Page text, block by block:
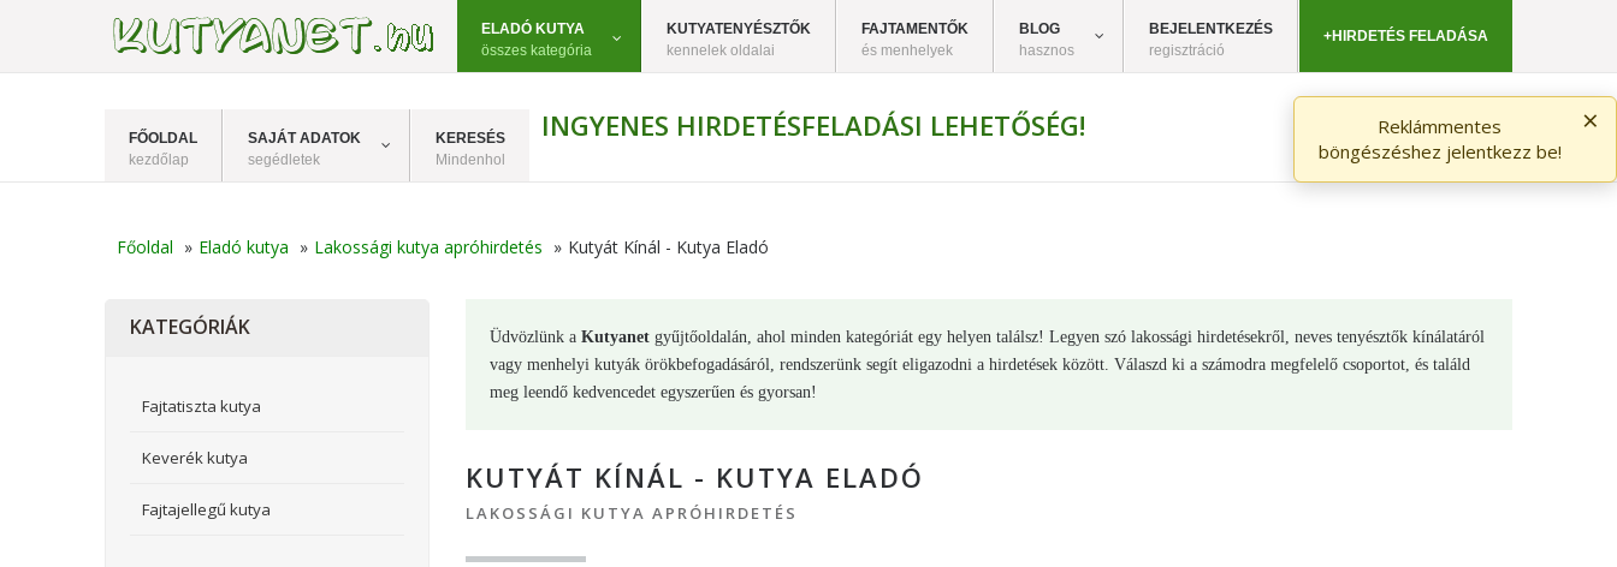
ELADÓ KUTYA
összes kategória
KUTYATENYÉSZTŐK
kennelek oldalai
FAJTAMENTŐK
és menhelyek
BLOG
hasznos
BEJELENTKEZÉS
regisztráció
+HIRDETÉS FELADÁSA
FŐOLDAL
kezdőlap
SAJÁT ADATOK
segédletek
KERESÉS
Mindenhol
INGYENES HIRDETÉSFELADÁSI LEHETŐSÉG!
Főoldal » Eladó kutya » Lakossági kutya apróhirdetés » Kutyát Kínál - Kutya Eladó
Üdvözlünk a Kutyanet gyűjtőoldalán, ahol minden kategóriát egy helyen találsz! Legyen szó lakossági hirdetésekről, neves tenyésztők kínálatáról
vagy menhelyi kutyák örökbefogadásáról, rendszerünk segít eligazodni a hirdetések között. Válaszd ki a számodra megfelelő csoportot, és találd
meg leendő kedvencedet egyszerűen és gyorsan!
KUTYÁT KÍNÁL - KUTYA ELADÓ
LAKOSSÁGI KUTYA APRÓHIRDETÉS
KATEGÓRIÁK
Fajtatiszta kutya
Keverék kutya
Fajtajellegű kutya
Reklámmentes
böngészéshez jelentkezz be!
×